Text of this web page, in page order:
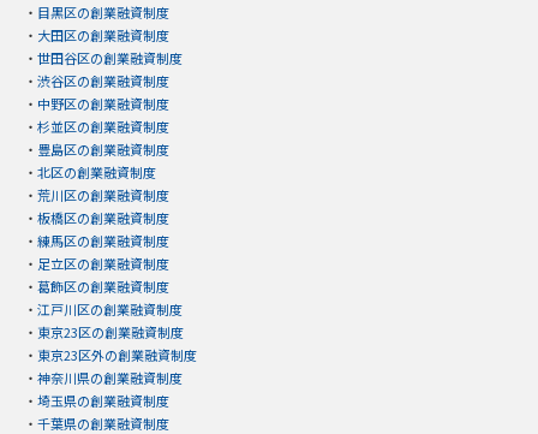
・ 目黒区の創業融資制度
・ 大田区の創業融資制度
・ 世田谷区の創業融資制度
・ 渋谷区の創業融資制度
・ 中野区の創業融資制度
・ 杉並区の創業融資制度
・ 豊島区の創業融資制度
・ 北区の創業融資制度
・ 荒川区の創業融資制度
・ 板橋区の創業融資制度
・ 練馬区の創業融資制度
・ 足立区の創業融資制度
・ 葛飾区の創業融資制度
・ 江戸川区の創業融資制度
・ 東京23区の創業融資制度
・ 東京23区外の創業融資制度
・ 神奈川県の創業融資制度
・ 埼玉県の創業融資制度
・ 千葉県の創業融資制度